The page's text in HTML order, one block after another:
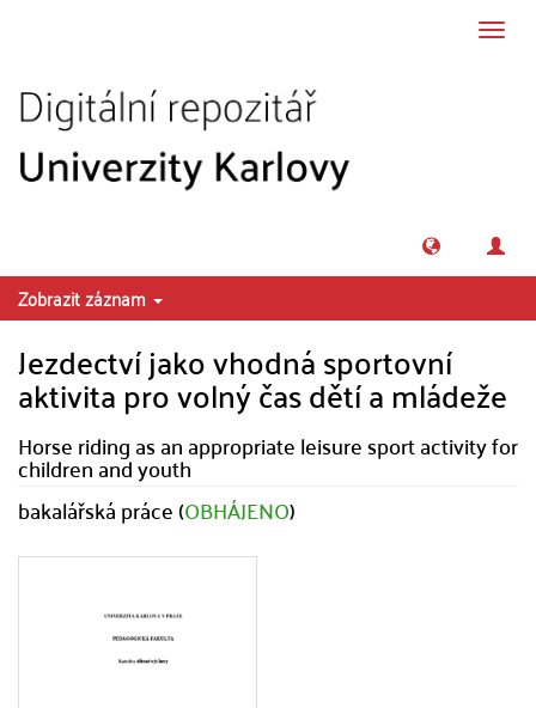
Zobrazit záznam
Jezdectví jako vhodná sportovní
aktivita pro volný čas dětí a mládeže
Horse riding as an appropriate leisure sport activity for
children and youth
bakalářská práce (OBHÁJENO)